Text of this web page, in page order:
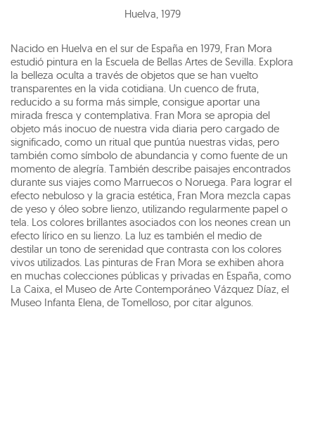
Huelva, 1979
Nacido en Huelva en el sur de España en 1979, Fran Mora
estudió pintura en la Escuela de Bellas Artes de Sevilla. Explora
la belleza oculta a través de objetos que se han vuelto
transparentes en la vida cotidiana. Un cuenco de fruta,
reducido a su forma más simple, consigue aportar una
mirada fresca y contemplativa. Fran Mora se apropia del
objeto más inocuo de nuestra vida diaria pero cargado de
significado, como un ritual que puntúa nuestras vidas, pero
también como símbolo de abundancia y como fuente de un
momento de alegría. También describe paisajes encontrados
durante sus viajes como Marruecos o Noruega. Para lograr el
efecto nebuloso y la gracia estética, Fran Mora mezcla capas
de yeso y óleo sobre lienzo, utilizando regularmente papel o
tela. Los colores brillantes asociados con los neones crean un
efecto lírico en su lienzo. La luz es también el medio de
destilar un tono de serenidad que contrasta con los colores
vivos utilizados. Las pinturas de Fran Mora se exhiben ahora
en muchas colecciones públicas y privadas en España, como
La Caixa, el Museo de Arte Contemporáneo Vázquez Díaz, el
Museo Infanta Elena, de Tomelloso, por citar algunos.